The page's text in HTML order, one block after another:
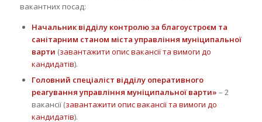
вакантних посад:
Начальник відділу контролю за благоустроєм та
санітарним станом міста управління муніципальної
варти (завантажити опис вакансії та вимоги до
кандидатів).
Головний спеціаліст відділу оперативного
реагування управління муніципальної варти» – 2
вакансії (завантажити опис вакансії та вимоги до
кандидатів).